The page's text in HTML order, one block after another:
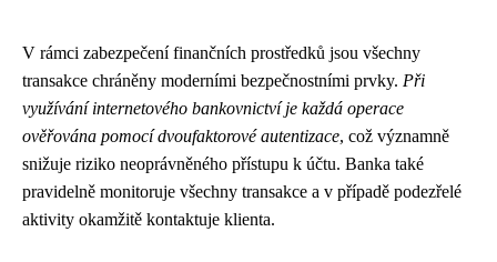
V rámci zabezpečení finančních prostředků jsou všechny
transakce chráněny moderními bezpečnostními prvky. Při
využívání internetového bankovnictví je každá operace
ověřována pomocí dvoufaktorové autentizace, což významně
snižuje riziko neoprávněného přístupu k účtu. Banka také
pravidelně monitoruje všechny transakce a v případě podezřelé
aktivity okamžitě kontaktuje klienta.